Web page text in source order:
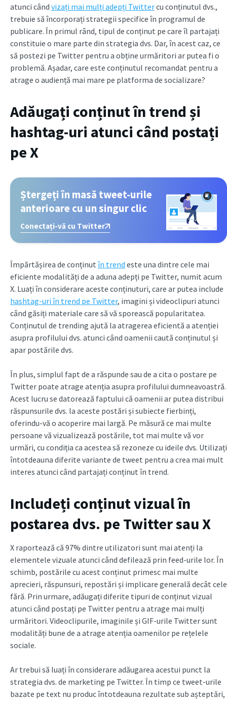
atunci când vizați mai mulți adepți Twittercu conținutul dvs.,
trebuie să încorporați strategii specifice în programul de
publicare. În primul rând, tipul de conținut pe care îl partajați
constituie o mare parte din strategia dvs. Dar, în acest caz, ce
să postezi pe Twitter pentru a obține urmăritori ar putea fi o
problemă. Așadar, care este conținutul recomandat pentru a
atrage o audiență mai mare pe platforma de socializare?
Adăugați conținut în trend și
hashtag-uri atunci când postați
pe X
Ștergeți în masă tweet-urile
anterioare cu un singur clic
Conectați-vă cu Twitter
Împărtășirea de conținut în trend este una dintre cele mai
eficiente modalități de a aduna adepți pe Twitter, numit acum
X. Luați în considerare aceste conținuturi, care ar putea include
hashtag-uri în trend pe Twitter, imagini și videoclipuri atunci
când găsiți materiale care să vă sporească popularitatea.
Conținutul de trending ajută la atragerea eficientă a atenției
asupra profilului dvs. atunci când oamenii caută conținutul și
apar postările dvs.
În plus, simplul fapt de a răspunde sau de a cita o postare pe
Twitter poate atrage atenția asupra profilului dumneavoastră.
Acest lucru se datorează faptului că oamenii ar putea distribui
răspunsurile dvs. la aceste postări și subiecte fierbinți,
oferindu-vă o acoperire mai largă. Pe măsură ce mai multe
persoane vă vizualizează postările, tot mai multe vă vor
urmări, cu condiția ca acestea să rezoneze cu ideile dvs. Utilizați
întotdeauna diferite variante de tweet pentru a crea mai mult
interes atunci când partajați conținut în trend.
Includeți conținut vizual în
postarea dvs. pe Twitter sau X
X raportează că 97% dintre utilizatori sunt mai atenți la
elementele vizuale atunci când defilează prin feed-urile lor. În
schimb, postările cu acest conținut primesc mai multe
aprecieri, răspunsuri, repostări și implicare generală decât cele
fără. Prin urmare, adăugați diferite tipuri de conținut vizual
atunci când postați pe Twitter pentru a atrage mai mulți
urmăritori. Videoclipurile, imaginile și GIF-urile Twitter sunt
modalități bune de a atrage atenția oamenilor pe rețelele
sociale.
Ar trebui să luați în considerare adăugarea acestui punct la
strategia dvs. de marketing pe Twitter. În timp ce tweet-urile
bazate pe text nu produc întotdeauna rezultate sub așteptări,